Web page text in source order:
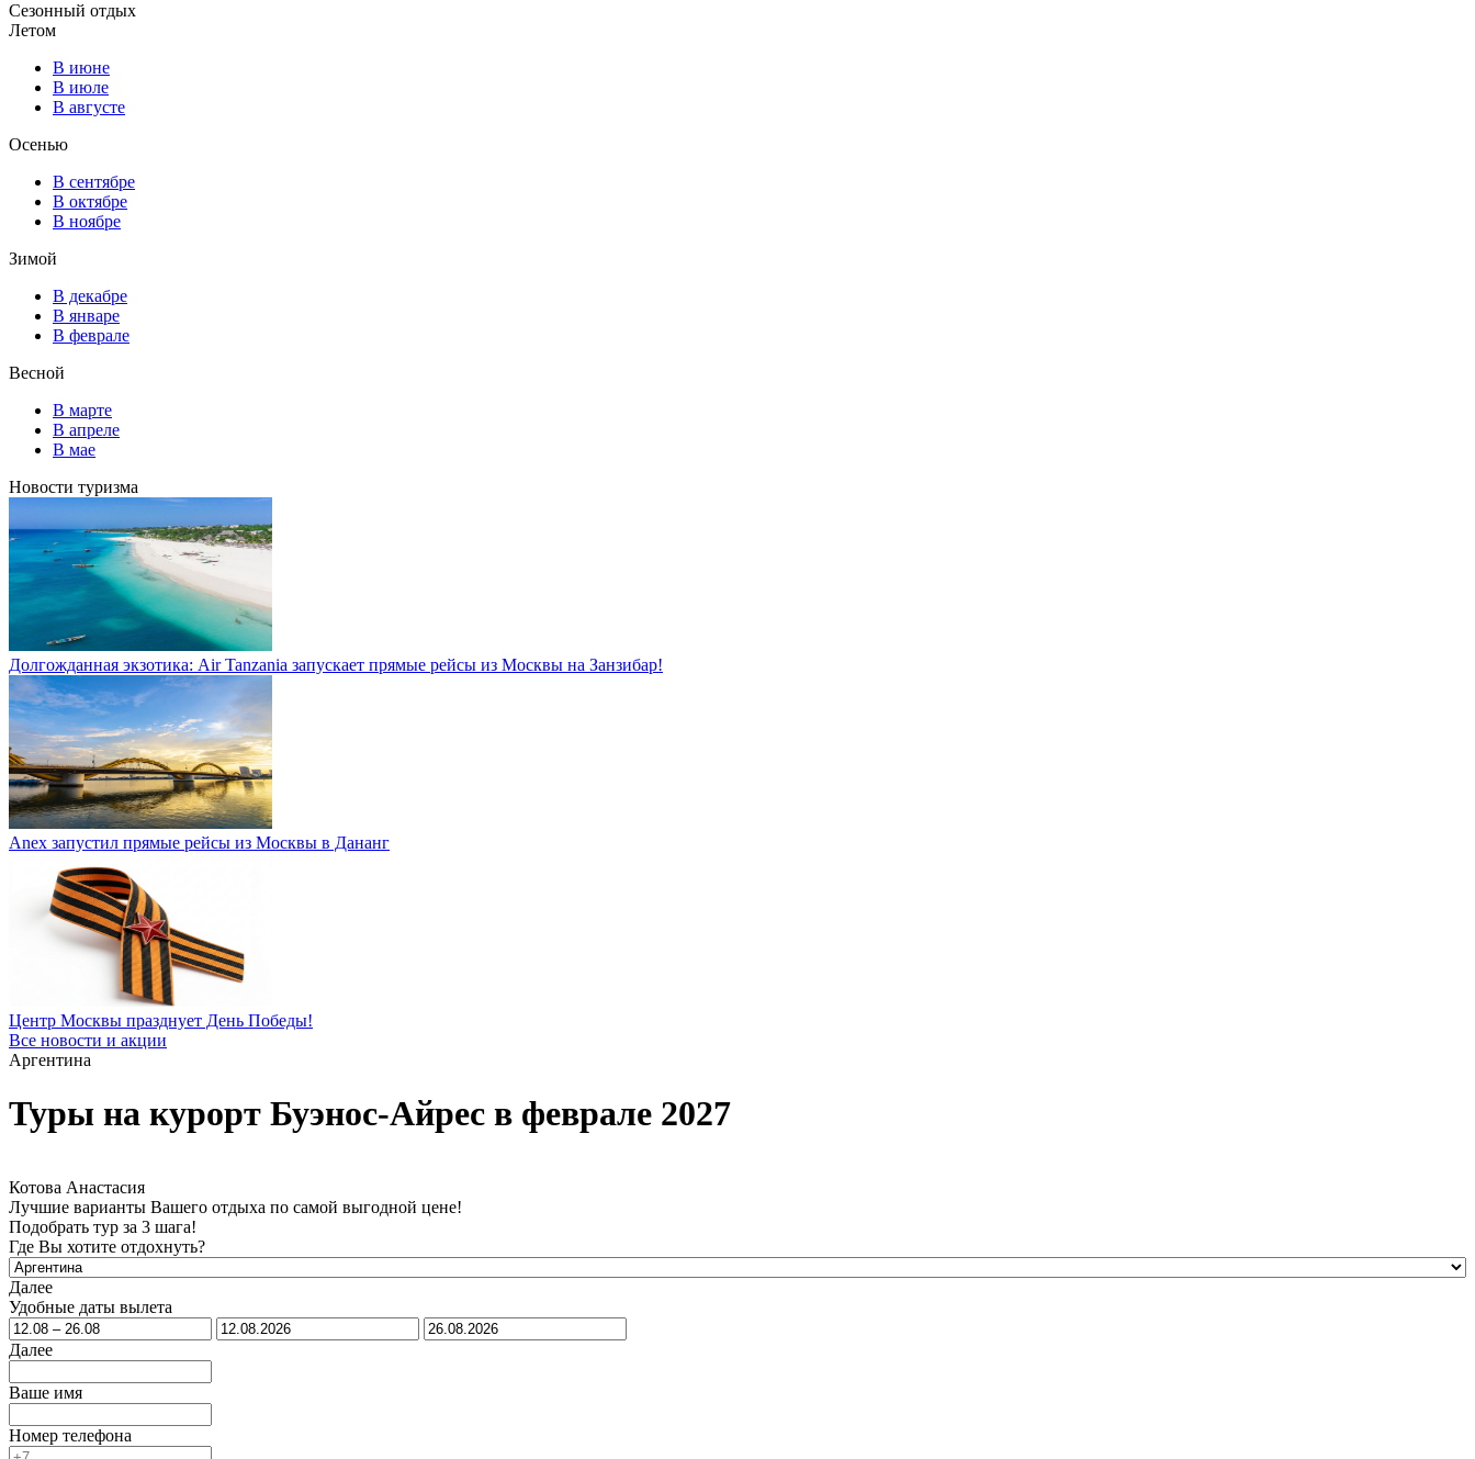
Сезонный отдых
Летом
В июне
В июле
В августе
Осенью
В сентябре
В октябре
В ноябре
Зимой
В декабре
В январе
В феврале
Весной
В марте
В апреле
В мае
Новости туризма
Долгожданная экзотика: Air Tanzania запускает прямые рейсы из Москвы на Занзибар!
Anex запустил прямые рейсы из Москвы в Дананг
Центр Москвы празднует День Победы!
Все новости и акции
Аргентина
Туры на курорт Буэнос-Айрес в феврале 2027
Котова Анастасия
Лучшие варианты Вашего отдыха по самой выгодной цене!
Подобрать тур за 3 шага!
Где Вы хотите отдохнуть?
Далее
Удобные даты вылета
Далее
Ваше имя
Номер телефона